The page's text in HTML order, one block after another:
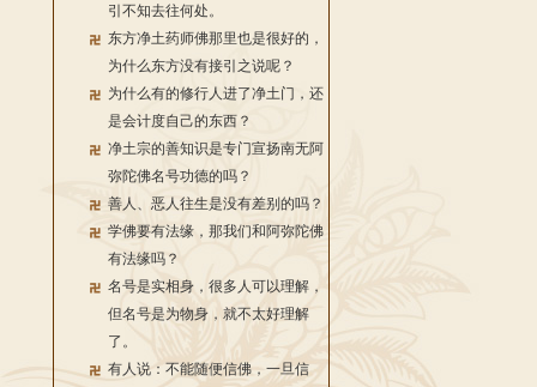
引不知去往何处。
东方净土药师佛那里也是很好的，
为什么东方没有接引之说呢？
为什么有的修行人进了净土门，还
是会计度自己的东西？
净土宗的善知识是专门宣扬南无阿
弥陀佛名号功德的吗？
善人、恶人往生是没有差别的吗？
学佛要有法缘，那我们和阿弥陀佛
有法缘吗？
名号是实相身，很多人可以理解，
但名号是为物身，就不太好理解
了。
有人说：不能随便信佛，一旦信